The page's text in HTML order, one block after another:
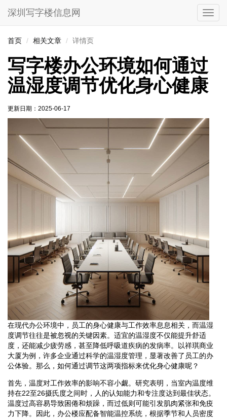
切
换
深圳写字楼信息网
首页 相关文章 详情页
写字楼办公环境如何通过
温湿度调节优化身心健康
更新日期： 2025-06-17
在现代办公环境中，员工的身心健康与工作效率息息相关，而温湿
度调节往往是被忽视的关键因素。适宜的温湿度不仅能提升舒适
度，还能减少疲劳感，甚至降低呼吸道疾病的发病率。以祥琪商业
大厦为例，许多企业通过科学的温湿度管理，显著改善了员工的办
公体验。那么，如何通过调节这两项指标来优化身心健康呢？
首先，温度对工作效率的影响不容小觑。研究表明，当室内温度维
持在22至26摄氏度之间时，人的认知能力和专注度达到最佳状态。
温度过高容易导致困倦和烦躁，而过低则可能引发肌肉紧张和免疫
力下降。因此，办公楼应配备智能温控系统，根据季节和人员密度